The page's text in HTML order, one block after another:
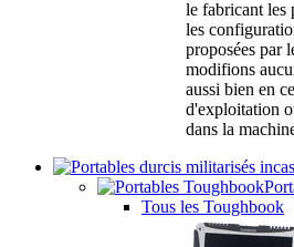
le fabricant les
les
proposées par
modifions
aussi bien en
d'exploitation
dans la
Tous les Toughbook